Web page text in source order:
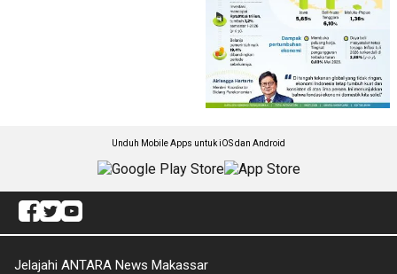
Unduh Mobile Apps untuk iOS dan Android
Jelajahi ANTARA News Makassar